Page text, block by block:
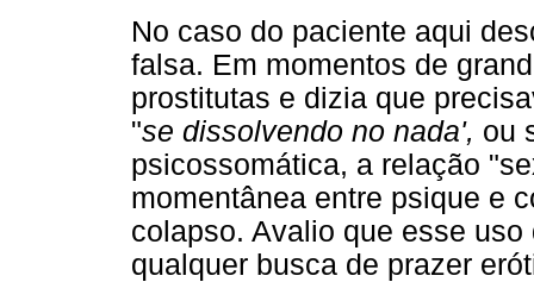
No caso do paciente aqui
falsa. Em momentos de
prostitutas e dizia que
"se dissolvendo no nada', ou
psicossomática, a relação
momentânea entre psique e
colapso. Avalio que esse
qualquer busca de prazer